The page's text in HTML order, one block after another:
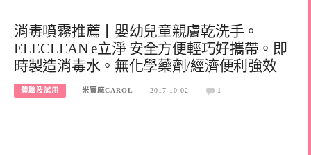
消毒噴霧推薦┃嬰幼兒童親膚乾洗手。
ELECLEAN e立淨 安全方便輕巧好攜帶。即
時製造消毒水。無化學藥劑/經濟便利強效
體驗及試用 米寶麻CAROL 2017-10-02 1